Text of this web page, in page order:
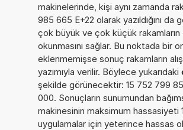
makinelerinde, kişi aynı zamanda
985 665 E+22 olarak yazıldığını da
çok büyük ve çok küçük rakamların
okunmasını sağlar. Bu noktada bir
eklenmemişse sonuç rakamların
yazımıyla verilir. Böylece
şekilde görünecektir: 15 752 799
000. Sonuçların sunumundan
makinesinin maksimum hassasiyeti
uygulamalar için yeterince hassas